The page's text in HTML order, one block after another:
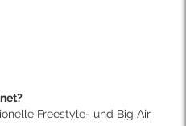
Freestyle- und Big Air